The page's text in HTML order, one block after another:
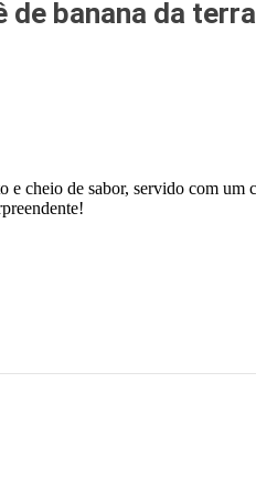
banana da
cheio de sabor, servido com